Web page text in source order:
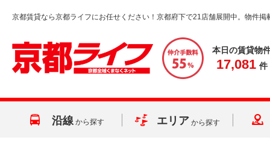
京都賃貸なら京都ライフにお任せください！京都府下で21店舗展開中。物件掲
本日の賃貸物
17,081 件
沿線 から探す エリア から探す